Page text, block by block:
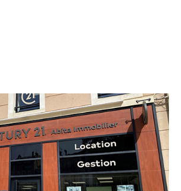
21 Abita Immobilier
des Cordeliers
ANNONAY - 07100
Envoyer un message